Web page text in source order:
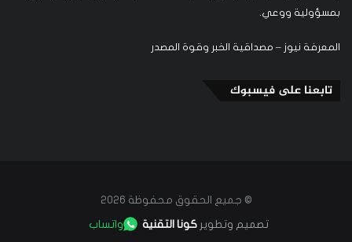
بمسؤولية ووعي.
المعرفة نيوز – مصداقية الخبر وقوة المصدر
تابعنا على فيسبوك
© جميع الحقوق محفوظة 2026
تصميم وتطويركونا التقنية واتساب